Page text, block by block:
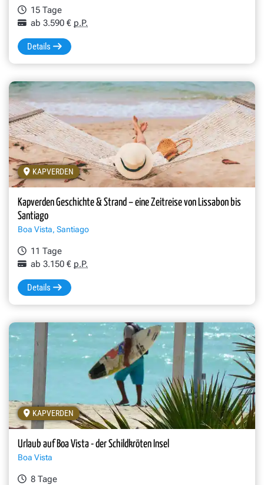
15 Tage
ab 3.590 € p.P.
Details
KAPVERDEN
Kapverden Geschichte & Strand – eine Zeitreise von Lissabon bis
Santiago
Boa Vista, Santiago
11 Tage
ab 3.150 € p.P.
Details
KAPVERDEN
Urlaub auf Boa Vista - der Schildkröten Insel
Boa Vista
8 Tage